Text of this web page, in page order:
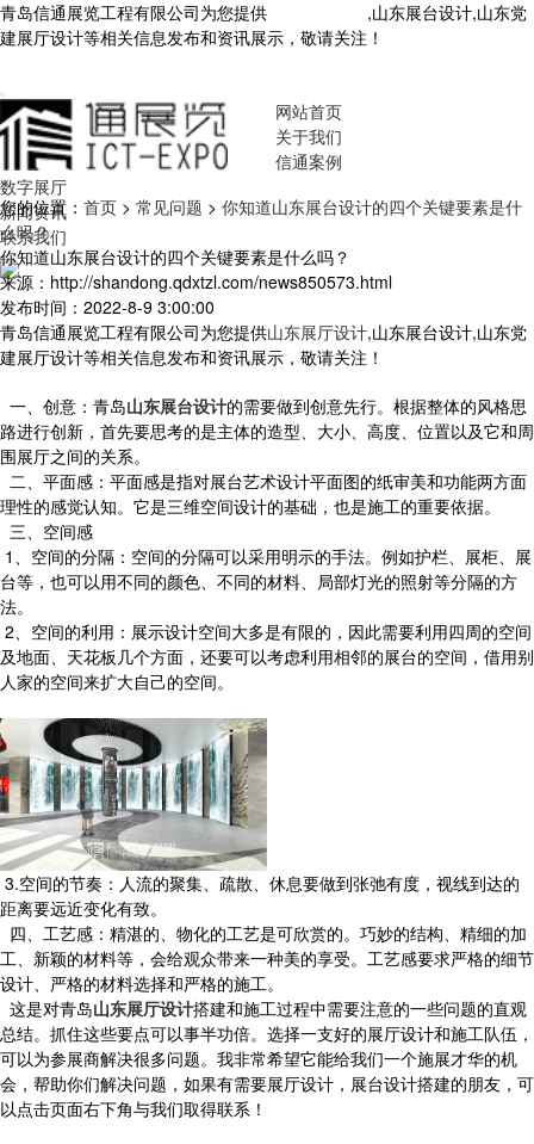
青岛信通展览工程有限公司为您提供
,山东展台设计,山东党
建展厅设计等相关信息发布和资讯展示，敬请关注！
网站首页
关于我们
信通案例
数字展厅
新闻资讯
联系我们
您的位置： 首页 > 常见问题 > 你知道山东展台设计的四个关键要素是什
么吗？
你知道山东展台设计的四个关键要素是什么吗？
来源：http://shandong.qdxtzl.com/news850573.html
发布时间：2022-8-9 3:00:00
青岛信通展览工程有限公司为您提供山东展厅设计,山东展台设计,山东党
建展厅设计等相关信息发布和资讯展示，敬请关注！
一、创意：青岛山东展台设计的需要做到创意先行。根据整体的风格思
路进行创新，首先要思考的是主体的造型、大小、高度、位置以及它和周
围展厅之间的关系。
二、平面感：平面感是指对展台艺术设计平面图的纸审美和功能两方面
理性的感觉认知。它是三维空间设计的基础，也是施工的重要依据。
三、空间感
1、空间的分隔：空间的分隔可以采用明示的手法。例如护栏、展柜、展
台等，也可以用不同的颜色、不同的材料、局部灯光的照射等分隔的方
法。
2、空间的利用：展示设计空间大多是有限的，因此需要利用四周的空间
及地面、天花板几个方面，还要可以考虑利用相邻的展台的空间，借用别
人家的空间来扩大自己的空间。
3.空间的节奏：人流的聚集、疏散、休息要做到张弛有度，视线到达的
距离要远近变化有致。
四、工艺感：精湛的、物化的工艺是可欣赏的。巧妙的结构、精细的加
工、新颖的材料等，会给观众带来一种美的享受。工艺感要求严格的细节
设计、严格的材料选择和严格的施工。
这是对青岛山东展厅设计搭建和施工过程中需要注意的一些问题的直观
总结。抓住这些要点可以事半功倍。选择一支好的展厅设计和施工队伍，
可以为参展商解决很多问题。我非常希望它能给我们一个施展才华的机
会，帮助你们解决问题，如果有需要展厅设计，展台设计搭建的朋友，可
以点击页面右下角与我们取得联系！